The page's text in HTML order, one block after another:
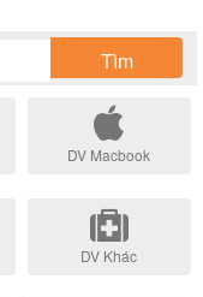
Tìm
DV Macbook
DV Khác